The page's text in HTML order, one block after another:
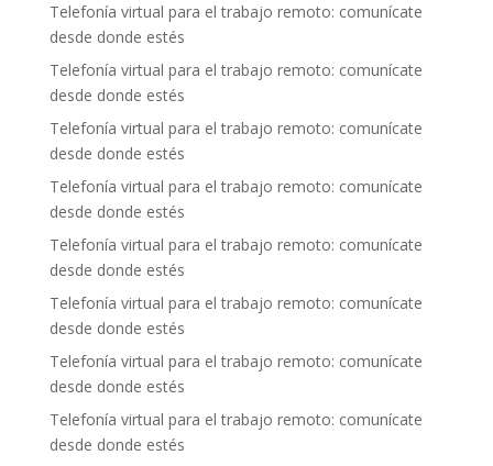
Telefonía virtual para el trabajo remoto: comunícate
desde donde estés
Telefonía virtual para el trabajo remoto: comunícate
desde donde estés
Telefonía virtual para el trabajo remoto: comunícate
desde donde estés
Telefonía virtual para el trabajo remoto: comunícate
desde donde estés
Telefonía virtual para el trabajo remoto: comunícate
desde donde estés
Telefonía virtual para el trabajo remoto: comunícate
desde donde estés
Telefonía virtual para el trabajo remoto: comunícate
desde donde estés
Telefonía virtual para el trabajo remoto: comunícate
desde donde estés